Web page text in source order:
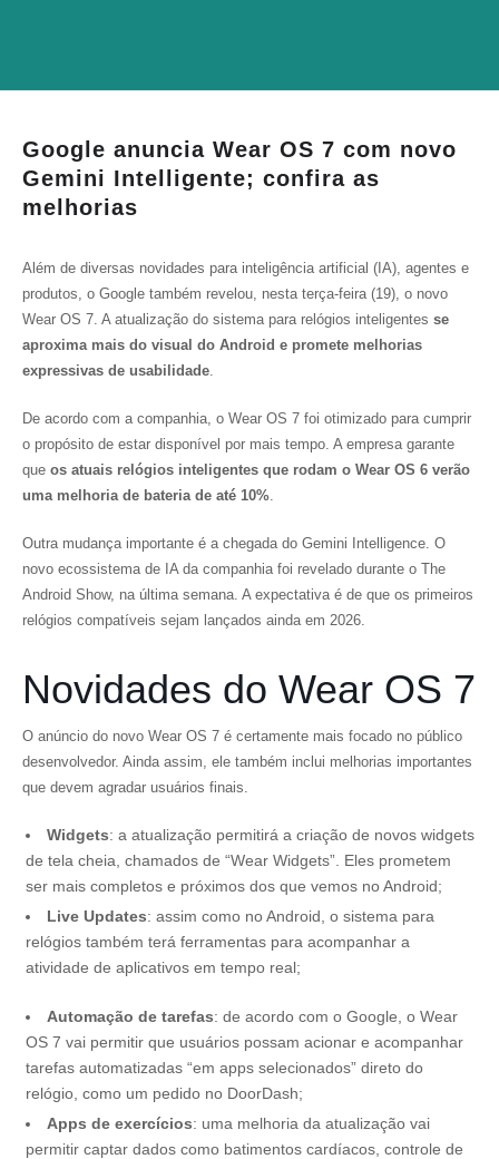
Google anuncia Wear OS 7 com novo
Gemini Intelligente; confira as
melhorias
Além de diversas novidades para inteligência artificial (IA), agentes e
produtos, o Google também revelou, nesta terça-feira (19), o novo
Wear OS 7. A atualização do sistema para relógios inteligentes se
aproxima mais do visual do Android e promete melhorias
expressivas de usabilidade.
De acordo com a companhia, o Wear OS 7 foi otimizado para cumprir
o propósito de estar disponível por mais tempo. A empresa garante
que os atuais relógios inteligentes que rodam o Wear OS 6 verão
uma melhoria de bateria de até 10%.
Outra mudança importante é a chegada do Gemini Intelligence. O
novo ecossistema de IA da companhia foi revelado durante o The
Android Show, na última semana. A expectativa é de que os primeiros
relógios compatíveis sejam lançados ainda em 2026.
Novidades do Wear OS 7
O anúncio do novo Wear OS 7 é certamente mais focado no público
desenvolvedor. Ainda assim, ele também inclui melhorias importantes
que devem agradar usuários finais.
Widgets: a atualização permitirá a criação de novos widgets
de tela cheia, chamados de “Wear Widgets”. Eles prometem
ser mais completos e próximos dos que vemos no Android;
Live Updates: assim como no Android, o sistema para
relógios também terá ferramentas para acompanhar a
atividade de aplicativos em tempo real;
Automação de tarefas: de acordo com o Google, o Wear
OS 7 vai permitir que usuários possam acionar e acompanhar
tarefas automatizadas “em apps selecionados” direto do
relógio, como um pedido no DoorDash;
Apps de exercícios: uma melhoria da atualização vai
permitir captar dados como batimentos cardíacos, controle de